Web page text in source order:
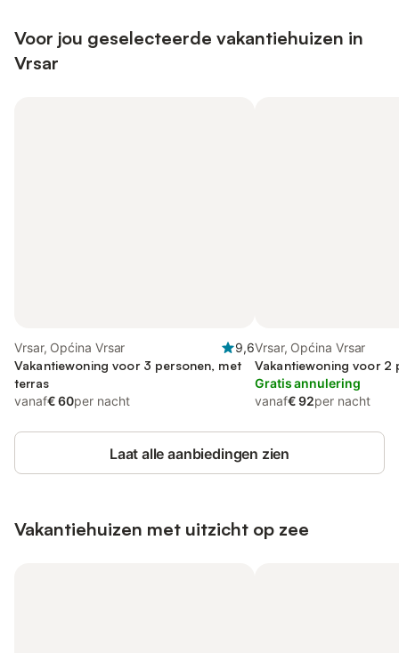
Voor jou geselecteerde vakantiehuizen in
Vrsar
Vrsar, Općina Vrsar
9,6
Vakantiewoning voor 3 personen, met
terras
vanaf€ 60per nacht
Vrsar, Općina Vrsar
Vakantiewoning voor 2
Gratis annulering
vanaf€ 92per nacht
Laat alle aanbiedingen zien
Vakantiehuizen met uitzicht op zee